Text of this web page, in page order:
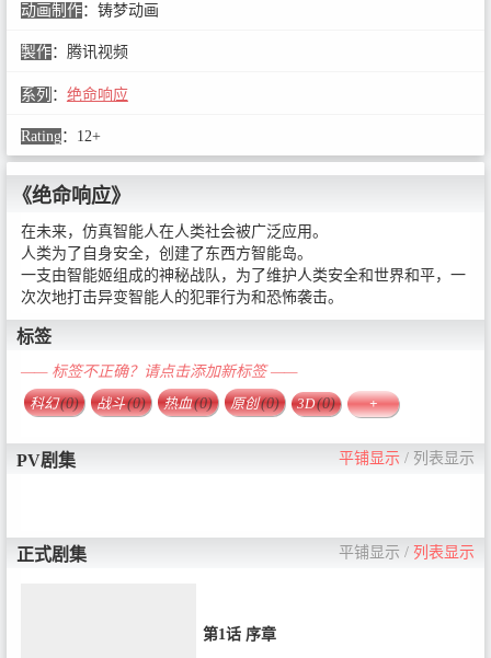
动画制作： 铸梦动画
製作： 腾讯视频
系列 ： 绝命响应
Rating： 12+
《绝命响应》
在未来，仿真智能人在人类社会被广泛应用。
人类为了自身安全，创建了东西方智能岛。
一支由智能姬组成的神秘战队，为了维护人类安全和世界和平，一
次次地打击异变智能人的犯罪行为和恐怖袭击。
标签
—— 标签不正确？请点击添加新标签 ——
科幻(0) 战斗(0) 热血(0) 原创(0) 3D(0) +
PV剧集 平铺显示 / 列表显示
正式剧集 平铺显示 / 列表显示
第1话 序章